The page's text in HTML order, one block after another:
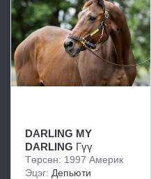
DARLING MY
DARLING Гүү
Төрсөн: 1997 Америк
Эцэг: Депьюти